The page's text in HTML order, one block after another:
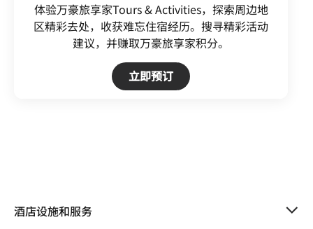
体验万豪旅享家Tours & Activities，探索周边地
区精彩去处，收获难忘住宿经历。搜寻精彩活动
建议，并赚取万豪旅享家积分。
立即预订Open in New Tab
酒店设施和服务